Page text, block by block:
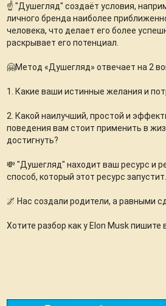
☝️ "Душегляд" создаёт условия,
личного бренда наиболее
человека, что делает его более
раскрывает его потенциал.
🤗Метод «Душегляд» отвечает на 2
1. Какие ваши истинные желания и
2. Какой наилучший, простой и
поведения вам стоит применить в
достигнуть?
💸 "Душегляд" находит ваш ресурс и
способ, который этот ресурс запустит.
🌌 Нас создали родители, а равными
Хотите разбор как у Elon Musk пишите